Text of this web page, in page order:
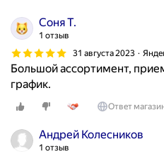
Соня Т.
1 отзыв
31 августа 2023
Большой ассортимент,
график.
Ответ
Андрей Колесников
1 отзыв